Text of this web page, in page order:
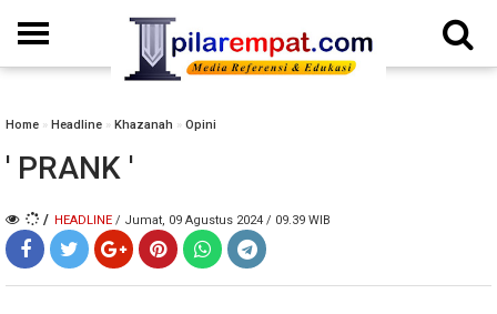
Home » Headline » Khazanah » Opini
' PRANK '
/ HEADLINE / Jumat, 09 Agustus 2024 / 09.39 WIB